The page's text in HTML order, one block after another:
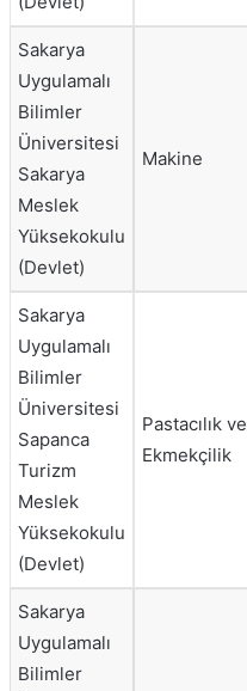
Sakarya
Uygulamalı
Bilimler
Üniversitesi
Sakarya
Meslek
Yüksekokulu
(Devlet)
Makine
Sakarya
Uygulamalı
Bilimler
Üniversitesi
Sapanca
Turizm
Meslek
Yüksekokulu
(Devlet)
Pastacılık ve
Ekmekçilik
Sakarya
Uygulamalı
Bilimler